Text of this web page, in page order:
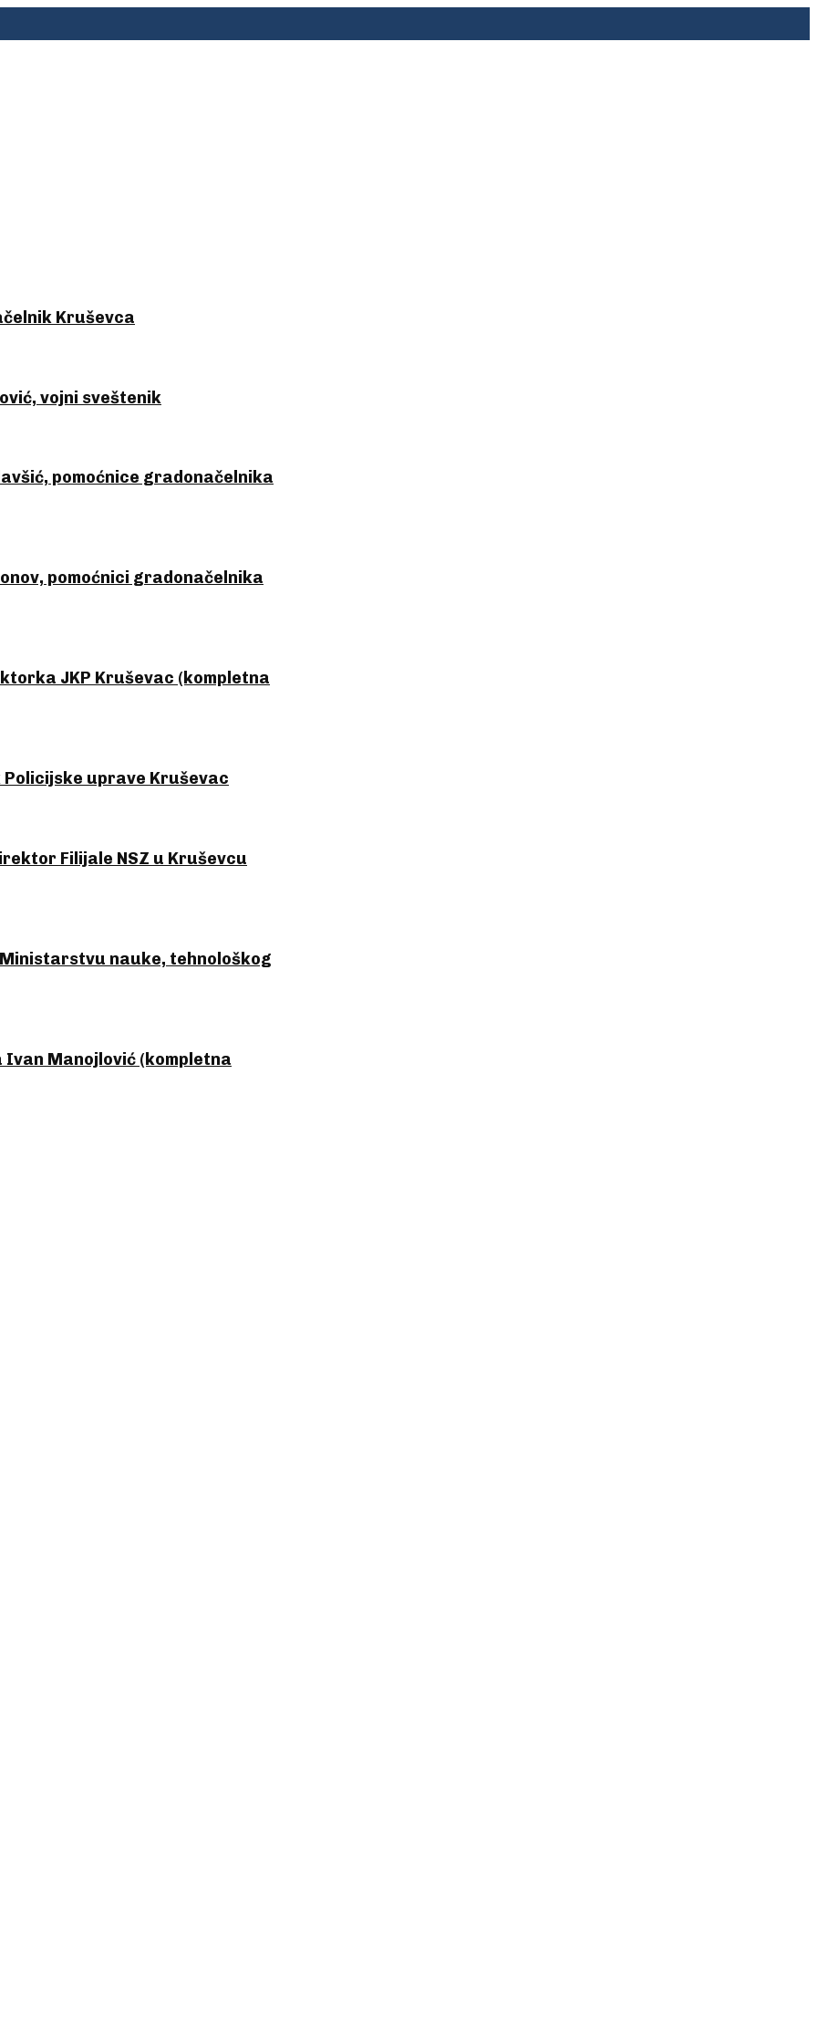
Kruševca
vojni sveštenik
pomoćnice gradonačelnika
pomoćnici gradonačelnika
JKP Kruševac (kompletna
Policijske uprave Kruševac
Filijale NSZ u Kruševcu
Ministarstvu nauke, tehnološkog
Ivan Manojlović (kompletna